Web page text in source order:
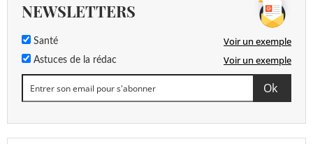
NEWSLETTERS
Santé Voir un exemple
Astuces de la rédac Voir un exemple